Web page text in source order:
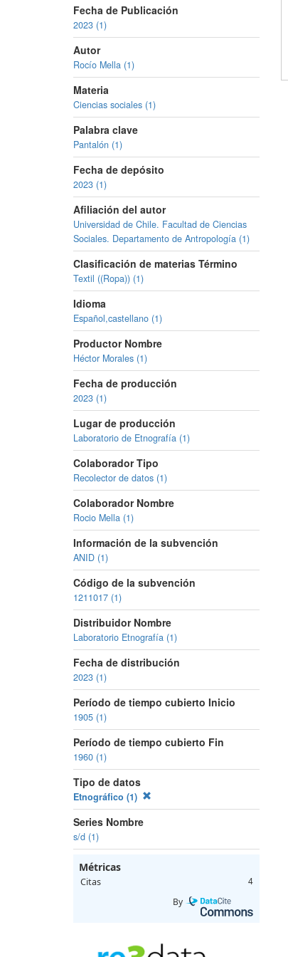
Fecha de Publicación
2023 (1)
Autor
Rocío Mella (1)
Materia
Ciencias sociales (1)
Palabra clave
Pantalón (1)
Fecha de depósito
2023 (1)
Afiliación del autor
Universidad de Chile. Facultad de Ciencias
Sociales. Departamento de Antropología (1)
Clasificación de materias Término
Textil ((Ropa)) (1)
Idioma
Español,castellano (1)
Productor Nombre
Héctor Morales (1)
Fecha de producción
2023 (1)
Lugar de producción
Laboratorio de Etnografía (1)
Colaborador Tipo
Recolector de datos (1)
Colaborador Nombre
Rocio Mella (1)
Información de la subvención
ANID (1)
Código de la subvención
1211017 (1)
Distribuidor Nombre
Laboratorio Etnografía (1)
Fecha de distribución
2023 (1)
Período de tiempo cubierto Inicio
1905 (1)
Período de tiempo cubierto Fin
1960 (1)
Tipo de datos
Etnográfico (1)
Series Nombre
s/d (1)
Métricas
Citas 4
By